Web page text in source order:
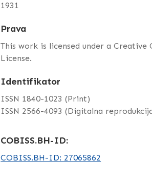
1931
Prava
This work is licensed under a
License.
Identifikator
ISSN 1840-1023 (Print)
ISSN 2566-4093 (Digitalna
COBISS.BH-ID:
COBISS.BH-ID: 27065862